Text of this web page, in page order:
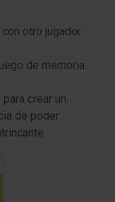
otro jugador.
de memoria.
crear un
de poder